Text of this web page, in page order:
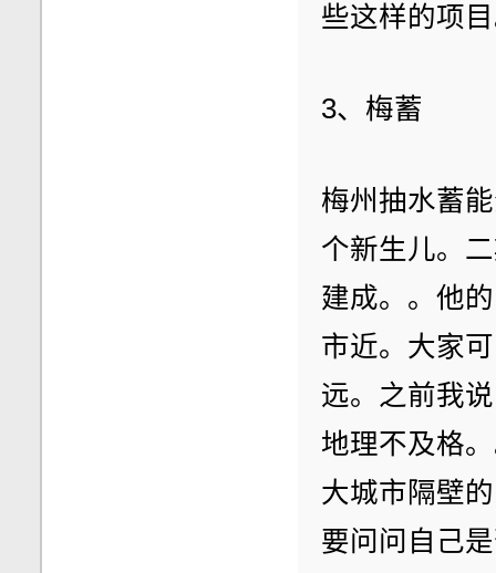
些这样的项
3、梅蓄
梅州抽水蓄
个新生儿。
建成。。他
市近。大家
远。之前我
地理不及格
大城市隔壁
要问问自己